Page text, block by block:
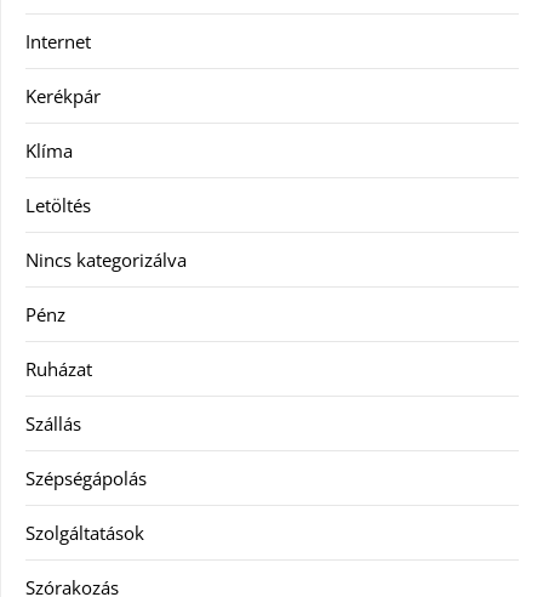
Internet
Kerékpár
Klíma
Letöltés
Nincs kategorizálva
Pénz
Ruházat
Szállás
Szépségápolás
Szolgáltatások
Szórakozás